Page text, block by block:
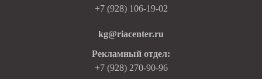
+7 (928) 106-19-02
kg@riacenter.ru
Рекламный отдел:
+7 (928) 270-90-96